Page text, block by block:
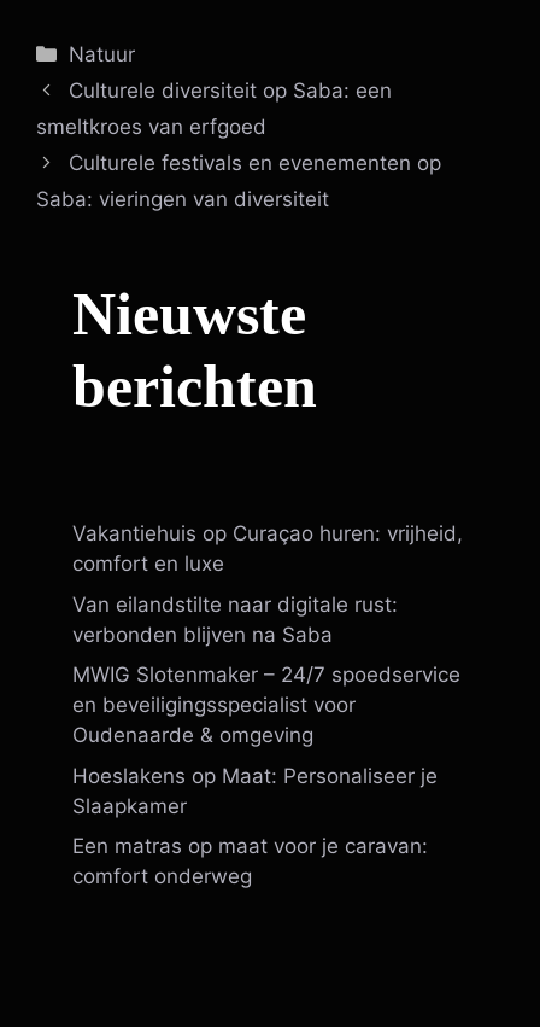
Categorieën
Natuur
Culturele diversiteit op Saba: een
smeltkroes van erfgoed
Culturele festivals en evenementen op
Saba: vieringen van diversiteit
Nieuwste
berichten
Vakantiehuis op Curaçao huren: vrijheid,
comfort en luxe
Van eilandstilte naar digitale rust:
verbonden blijven na Saba
MWIG Slotenmaker – 24/7 spoedservice
en beveiligingsspecialist voor
Oudenaarde & omgeving
Hoeslakens op Maat: Personaliseer je
Slaapkamer
Een matras op maat voor je caravan:
comfort onderweg